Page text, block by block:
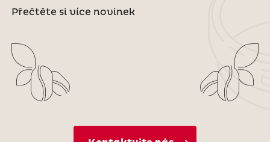
Přečtěte si více novinek